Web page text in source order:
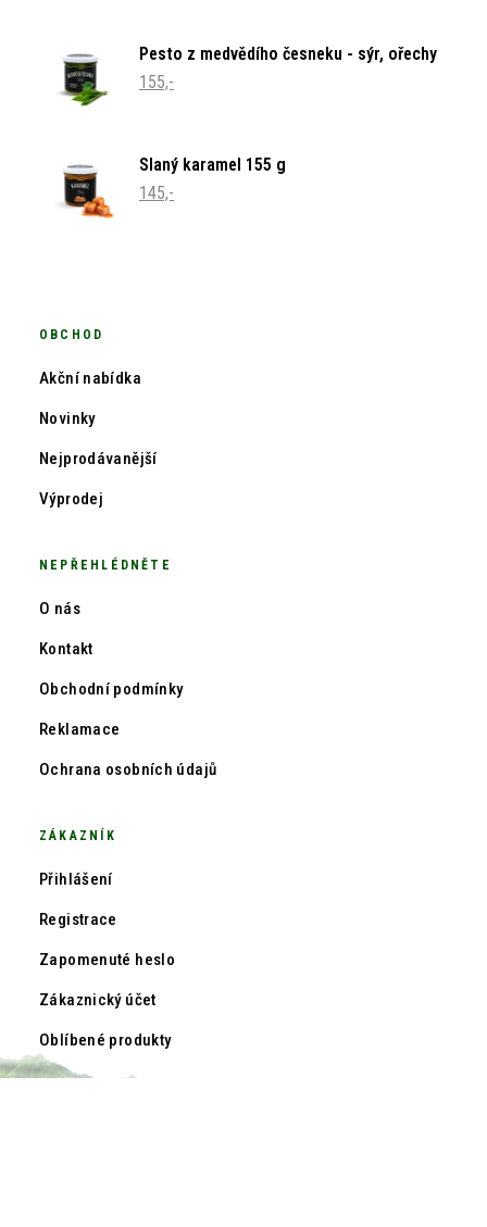
Pesto z medvědího česneku - sýr, ořechy
155,-
Slaný karamel 155 g
145,-
OBCHOD
Akční nabídka
Novinky
Nejprodávanější
Výprodej
NEPŘEHLÉDNĚTE
O nás
Kontakt
Obchodní podmínky
Reklamace
Ochrana osobních údajů
ZÁKAZNÍK
Přihlášení
Registrace
Zapomenuté heslo
Zákaznický účet
Oblíbené produkty